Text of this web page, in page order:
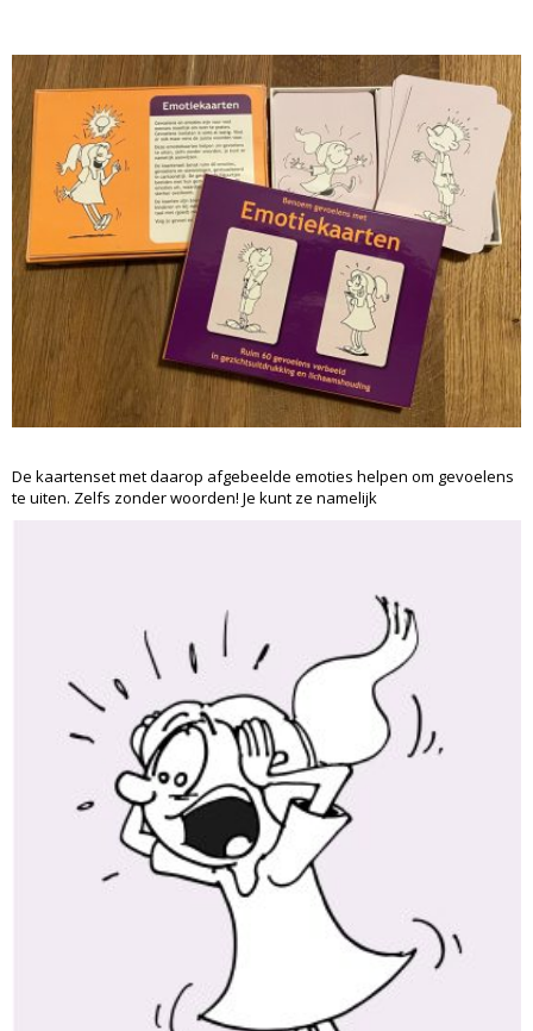
De kaartenset met daarop afgebeelde emoties helpen om gevoelens
te uiten. Zelfs zonder woorden! Je kunt ze namelijk